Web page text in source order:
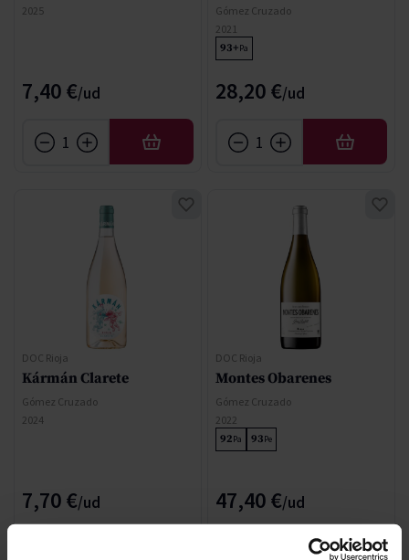
2025
7,40 €
AFEGIR
Gómez Cruzado
2021
93+Pa
28,20 €
AFEGIR
DOC Rioja
Kármán Clarete
Gómez Cruzado
2024
7,70 €
DOC Rioja
Montes Obarenes
Gómez Cruzado
2022
92Pa 93Pe
47,40 €